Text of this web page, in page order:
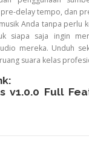
delay tempo, dan
Anda tanpa perlu
siapa saja ingin
mereka. Unduh
suara kelas
v1.0.0 Full